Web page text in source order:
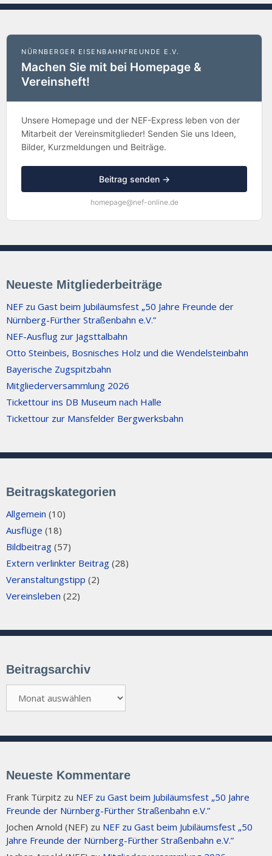
NÜRNBERGER EISENBAHNFREUNDE E.V.
Machen Sie mit bei Homepage &
Vereinsheft!
Unsere Homepage und der NEF-Express leben von der
Mitarbeit der Vereinsmitglieder! Senden Sie uns Ideen,
Bilder, Kurzmeldungen und Beiträge.
Beitrag senden →
homepage@nef-online.de
Neueste Mitgliederbeiträge
NEF zu Gast beim Jubiläumsfest „50 Jahre Freunde der
Nürnberg-Fürther Straßenbahn e.V.”
NEF-Ausflug zur Jagsttalbahn
Otto Steinbeis, Bosnisches Holz und die Wendelsteinbahn
Bayerische Zugspitzbahn
Mitgliederversammlung 2026
Tickettour ins DB Museum nach Halle
Tickettour zur Mansfelder Bergwerksbahn
Beitragskategorien
Allgemein (10)
Ausflüge (18)
Bildbeitrag (57)
Extern verlinkter Beitrag (28)
Veranstaltungstipp (2)
Vereinsleben (22)
Beitragsarchiv
Neueste Kommentare
Frank Türpitz zu NEF zu Gast beim Jubiläumsfest „50 Jahre
Freunde der Nürnberg-Fürther Straßenbahn e.V.”
Jochen Arnold (NEF) zu NEF zu Gast beim Jubiläumsfest „50
Jahre Freunde der Nürnberg-Fürther Straßenbahn e.V.”